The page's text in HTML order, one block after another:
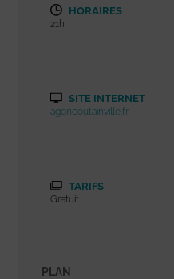
HORAIRES
21h
SITE INTERNET
agoncoutainville.fr
TARIFS
Gratuit
PLAN